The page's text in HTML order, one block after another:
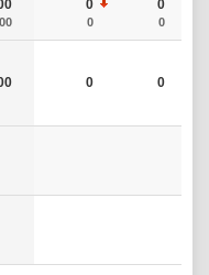
0
0
0
0
0 0